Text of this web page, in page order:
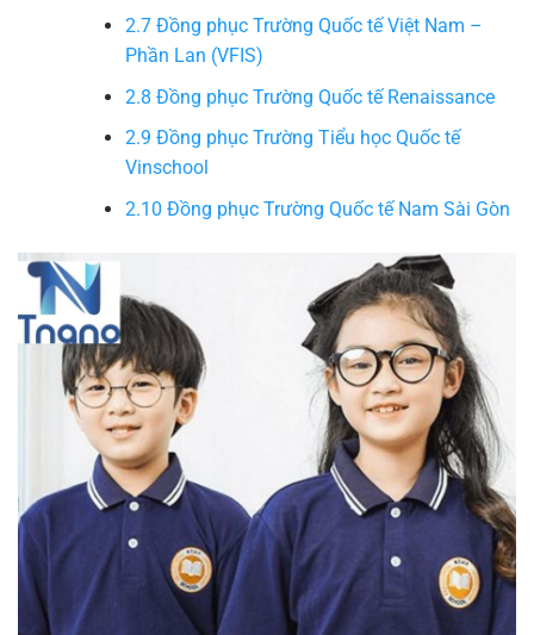
2.7Đồng phục Trường Quốc tế Việt Nam –
Phần Lan (VFIS)
2.8 Đồng phục Trường Quốc tế Renaissance
2.9 Đồng phục Trường Tiểu học Quốc tế
Vinschool
2.10 Đồng phục Trường Quốc tế Nam Sài Gòn